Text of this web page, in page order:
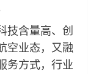
技含量高、创
空业态，又融
务方式，行业